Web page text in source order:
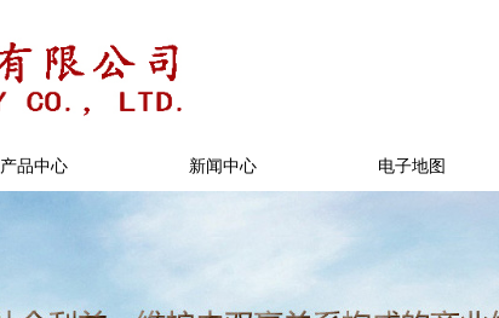
产品中心 新闻中心 电子地图